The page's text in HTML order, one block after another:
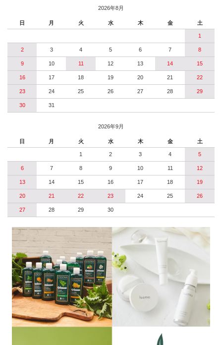
2026年8月
日 月 火 水 木 金 土
1
2 3 4 5 6 7 8
9 10 11 12 13 14 15
16 17 18 19 20 21 22
23 24 25 26 27 28 29
30 31
2026年9月
日 月 火 水 木 金 土
1 2 3 4 5
6 7 8 9 10 11 12
13 14 15 16 17 18 19
20 21 22 23 24 25 26
27 28 29 30